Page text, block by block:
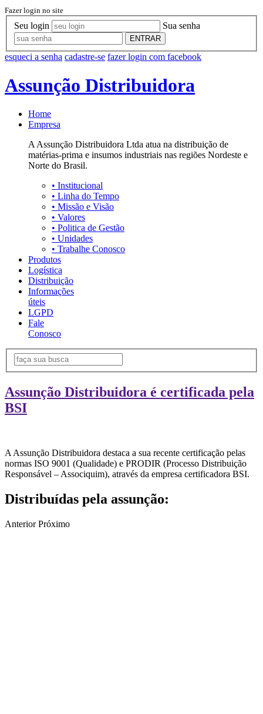
Fazer login no site
Seu login Sua senha
ENTRAR
esqueci a senha cadastre-se fazer login com facebook
Assunção Distribuidora
Home
Empresa
A Assunção Distribuidora Ltda atua na distribuição de
matérias-prima e insumos industriais nas regiões Nordeste e
Norte do Brasil.
• Institucional
• Linha do Tempo
• Missão e Visão
• Valores
• Politica de Gestão
• Unidades
• Trabalhe Conosco
Produtos
Logística
Distribuição
Informações
úteis
LGPD
Fale
Conosco
Assunção Distribuidora é certificada pela
BSI
A Assunção Distribuidora destaca a sua recente certificação pelas
normas ISO 9001 (Qualidade) e PRODIR (Processo Distribuição
Responsável – Associquim), através da empresa certificadora BSI.
Distribuídas pela assunção:
Anterior Próximo